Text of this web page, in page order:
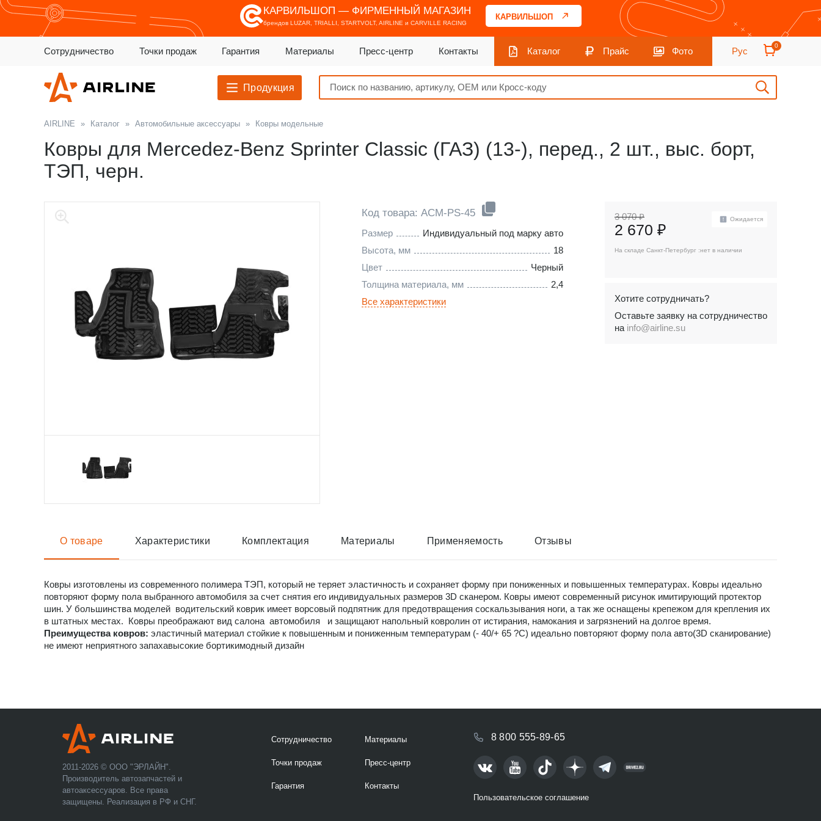
КАРВИЛЬШОП — ФИРМЕННЫЙ МАГАЗИН
брендов LUZAR, TRIALLI, STARTVOLT, AIRLINE и CARVILLE RACING
КАРВИЛЬШОП
Сотрудничество Точки продаж Гарантия Материалы Пресс-центр Контакты Каталог Прайс Фото Рус
0
Продукция
AIRLINE » Каталог » Автомобильные аксессуары » Ковры модельные
Ковры для Mercedez-Benz Sprinter Classic (ГАЗ) (13-), перед., 2 шт., выс. борт,
ТЭП, черн.
Код товара: ACM-PS-45
Размер
Индивидуальный под марку авто
Высота, мм
18
Цвет
Черный
Толщина материала, мм
2,4
Все характеристики
3 070 ₽
2 670 ₽
Ожидается
На складе Санкт-Петербург :нет в наличии
Хотите сотрудничать?
Оставьте заявку на сотрудничество
на info@airline.su
О товаре Характеристики Комплектация Материалы Применяемость Отзывы
Ковры изготовлены из современного полимера ТЭП, который не теряет эластичность и сохраняет форму при пониженных и повышенных температурах. Ковры идеально
повторяют форму пола выбранного автомобиля за счет снятия его индивидуальных размеров 3D сканером. Ковры имеют современный рисунок имитирующий протектор
шин. У большинства моделей водительский коврик имеет ворсовый подпятник для предотвращения соскальзывания ноги, а так же оснащены крепежом для крепления их
в штатных местах. Ковры преображают вид салона автомобиля и защищают напольный ковролин от истирания, намокания и загрязнений на долгое время.
Преимущества ковров: эластичный материал стойкие к повышенным и пониженным температурам (- 40/+ 65 ?С) идеально повторяют форму пола авто(3D сканирование)
не имеют неприятного запахавысокие бортикимодный дизайн
2011-2026 © ООО "ЭРЛАЙН".
Производитель автозапчастей и
автоаксессуаров. Все права
защищены. Реализация в РФ и СНГ.
Сотрудничество
Точки продаж
Гарантия
Материалы
Пресс-центр
Контакты
8 800 555-89-65
Пользовательское соглашение